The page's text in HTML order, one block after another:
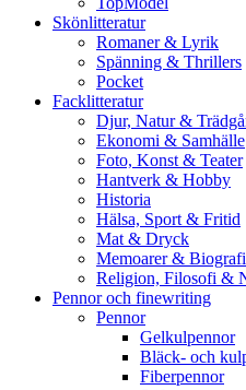
Skönlitteratur
Romaner & Lyrik
Spänning & Thrillers
Pocket
Facklitteratur
Djur, Natur &
Ekonomi & Samhälle
Foto, Konst & Teater
Hantverk & Hobby
Historia
Hälsa, Sport & Fritid
Mat & Dryck
Memoarer &
Religion, Filosofi &
Pennor och finewriting
Pennor
Gelkulpennor
Bläck- och
Fiberpennor